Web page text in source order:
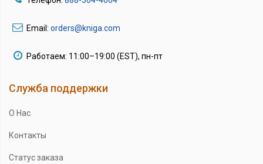
Email: orders@kniga.com
Работаем: 11:00–19:00 (EST), пн-пт
Служба поддержки
О Нас
Контакты
Статус заказа